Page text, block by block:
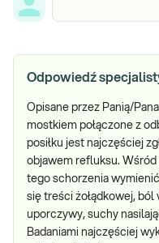
Odpowiedź
Opisane przez Panią/
mostkiem połączone z
posiłku jest najczęściej
objawem refluksu. Wśród
tego schorzenia
się treści żołądkowej,
uporczywy, suchy
Badaniami najczęściej